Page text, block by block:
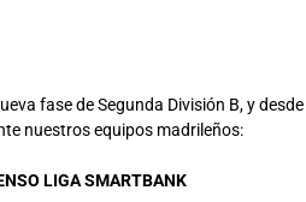
fase de Segunda División B, y desde
nuestros equipos madrileños:
LIGA SMARTBANK